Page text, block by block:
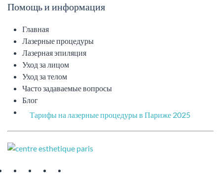
Помощь и информация
Главная
Лазерные процедуры
Лазерная эпиляция
Уход за лицом
Уход за телом
Часто задаваемые вопросы
Блог
Тарифы на лазерные процедуры в Париже 2025